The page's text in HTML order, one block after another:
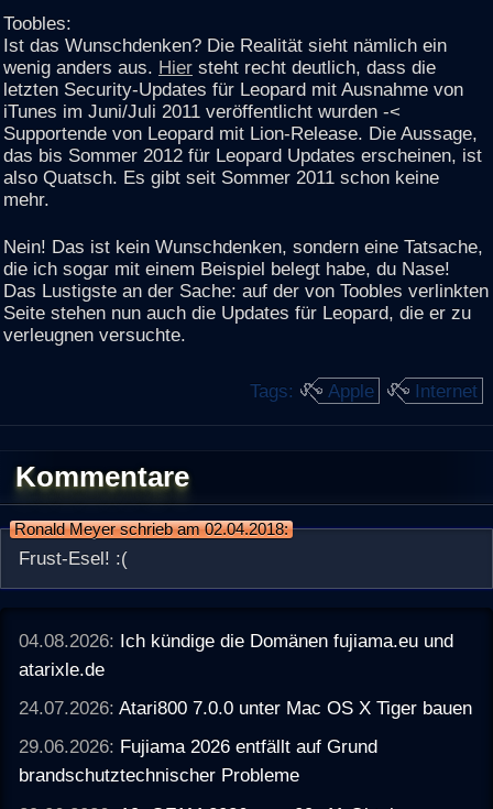
Toobles:
Ist das Wunschdenken? Die Realität sieht nämlich ein
wenig anders aus. Hier steht recht deutlich, dass die
letzten Security-Updates für Leopard mit Ausnahme von
iTunes im Juni/Juli 2011 veröffentlicht wurden -<
Supportende von Leopard mit Lion-Release. Die Aussage,
das bis Sommer 2012 für Leopard Updates erscheinen, ist
also Quatsch. Es gibt seit Sommer 2011 schon keine
mehr.
Nein! Das ist kein Wunschdenken, sondern eine Tatsache,
die ich sogar mit einem Beispiel belegt habe, du Nase!
Das Lustigste an der Sache: auf der von Toobles verlinkten
Seite stehen nun auch die Updates für Leopard, die er zu
verleugnen versuchte.
Tags: Apple Internet
Kommentare
Ronald Meyer schrieb am 02.04.2018:
Frust-Esel! :(
04.08.2026: Ich kündige die Domänen fujiama.eu und
atarixle.de
24.07.2026:Atari800 7.0.0 unter Mac OS X Tiger bauen
29.06.2026: Fujiama 2026 entfällt auf Grund
brandschutztechnischer Probleme